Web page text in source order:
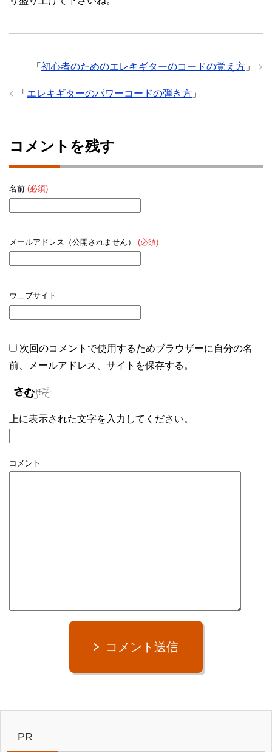
「 初心者のためのエレキギターのコードの覚え方 」
「 エレキギターのパワーコードの弾き方 」
コメントを残す
名前 (必須)
メールアドレス（公開されません） (必須)
ウェブサイト
次回のコメントで使用するためブラウザーに自分の名
前、メールアドレス、サイトを保存する。
上に表示された文字を入力してください。
コメント
コメント送信
PR